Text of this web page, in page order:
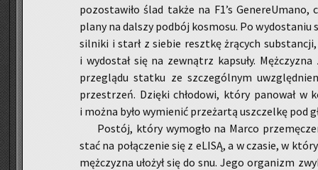
po­zo­sta­wi­ło ślad także na F1’s
plany na dal­szy pod­bój ko­smo­su. Po wy­do­sta­niu
sil­ni­ki i starł z sie­bie reszt­kę żrą­cych
i wy­do­stał się na ze­wnątrz kap­su­ły.
prze­glą­du stat­ku ze szcze­gól­nym
prze­strzeń. Dzię­ki chło­do­wi, który pa­no­wał w
i można było wy­mie­nić prze­żar­tą uszczel­kę pod
Po­stój, który wy­mo­gło na Marco
stać na po­łą­cze­nie się z eLISĄ, a w cza­sie, w
męż­czy­zna uło­żył się do snu. Jego or­ga­nizm